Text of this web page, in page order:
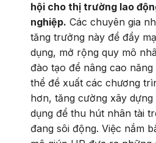
hội cho thị trường lao
nghiệp. Các chuyên gia
tăng trưởng này để đẩy
dụng, mở rộng quy mô
đào tạo để nâng cao
thể đề xuất các chương
hơn, tăng cường xây
dụng để thu hút nhân tài
đang sôi động. Việc nắm